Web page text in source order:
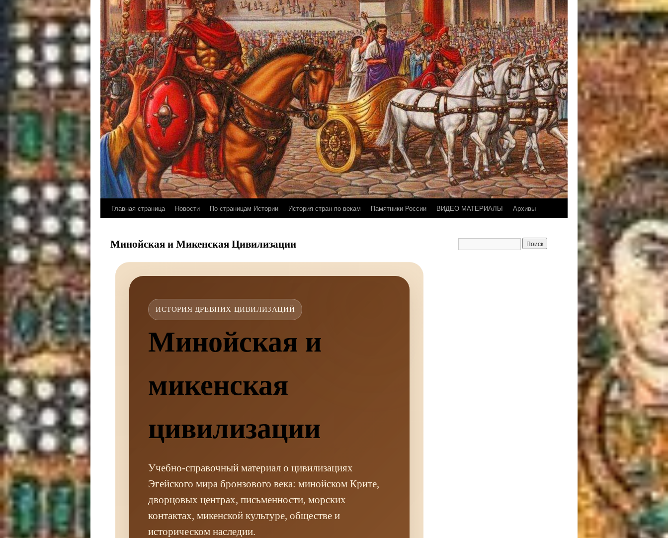
Главная страница Новости По страницам Истории История стран по векам Памятники России ВИДЕО МАТЕРИАЛЫ Архивы
Минойская и Микенская Цивилизации
ИСТОРИЯ ДРЕВНИХ ЦИВИЛИЗАЦИЙ
Минойская и
микенская
цивилизации
Учебно-справочный материал о цивилизациях
Эгейского мира бронзового века: минойском Крите,
дворцовых центрах, письменности, морских
контактах, микенской культуре, обществе и
историческом наследии.